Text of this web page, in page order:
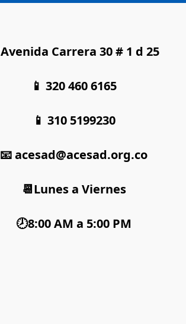
Avenida Carrera 30 # 1 d 25
📱 320 460 6165
📱 310 5199230
📧 acesad@acesad.org.co
📆Lunes a Viernes
🕗8:00 AM a 5:00 PM